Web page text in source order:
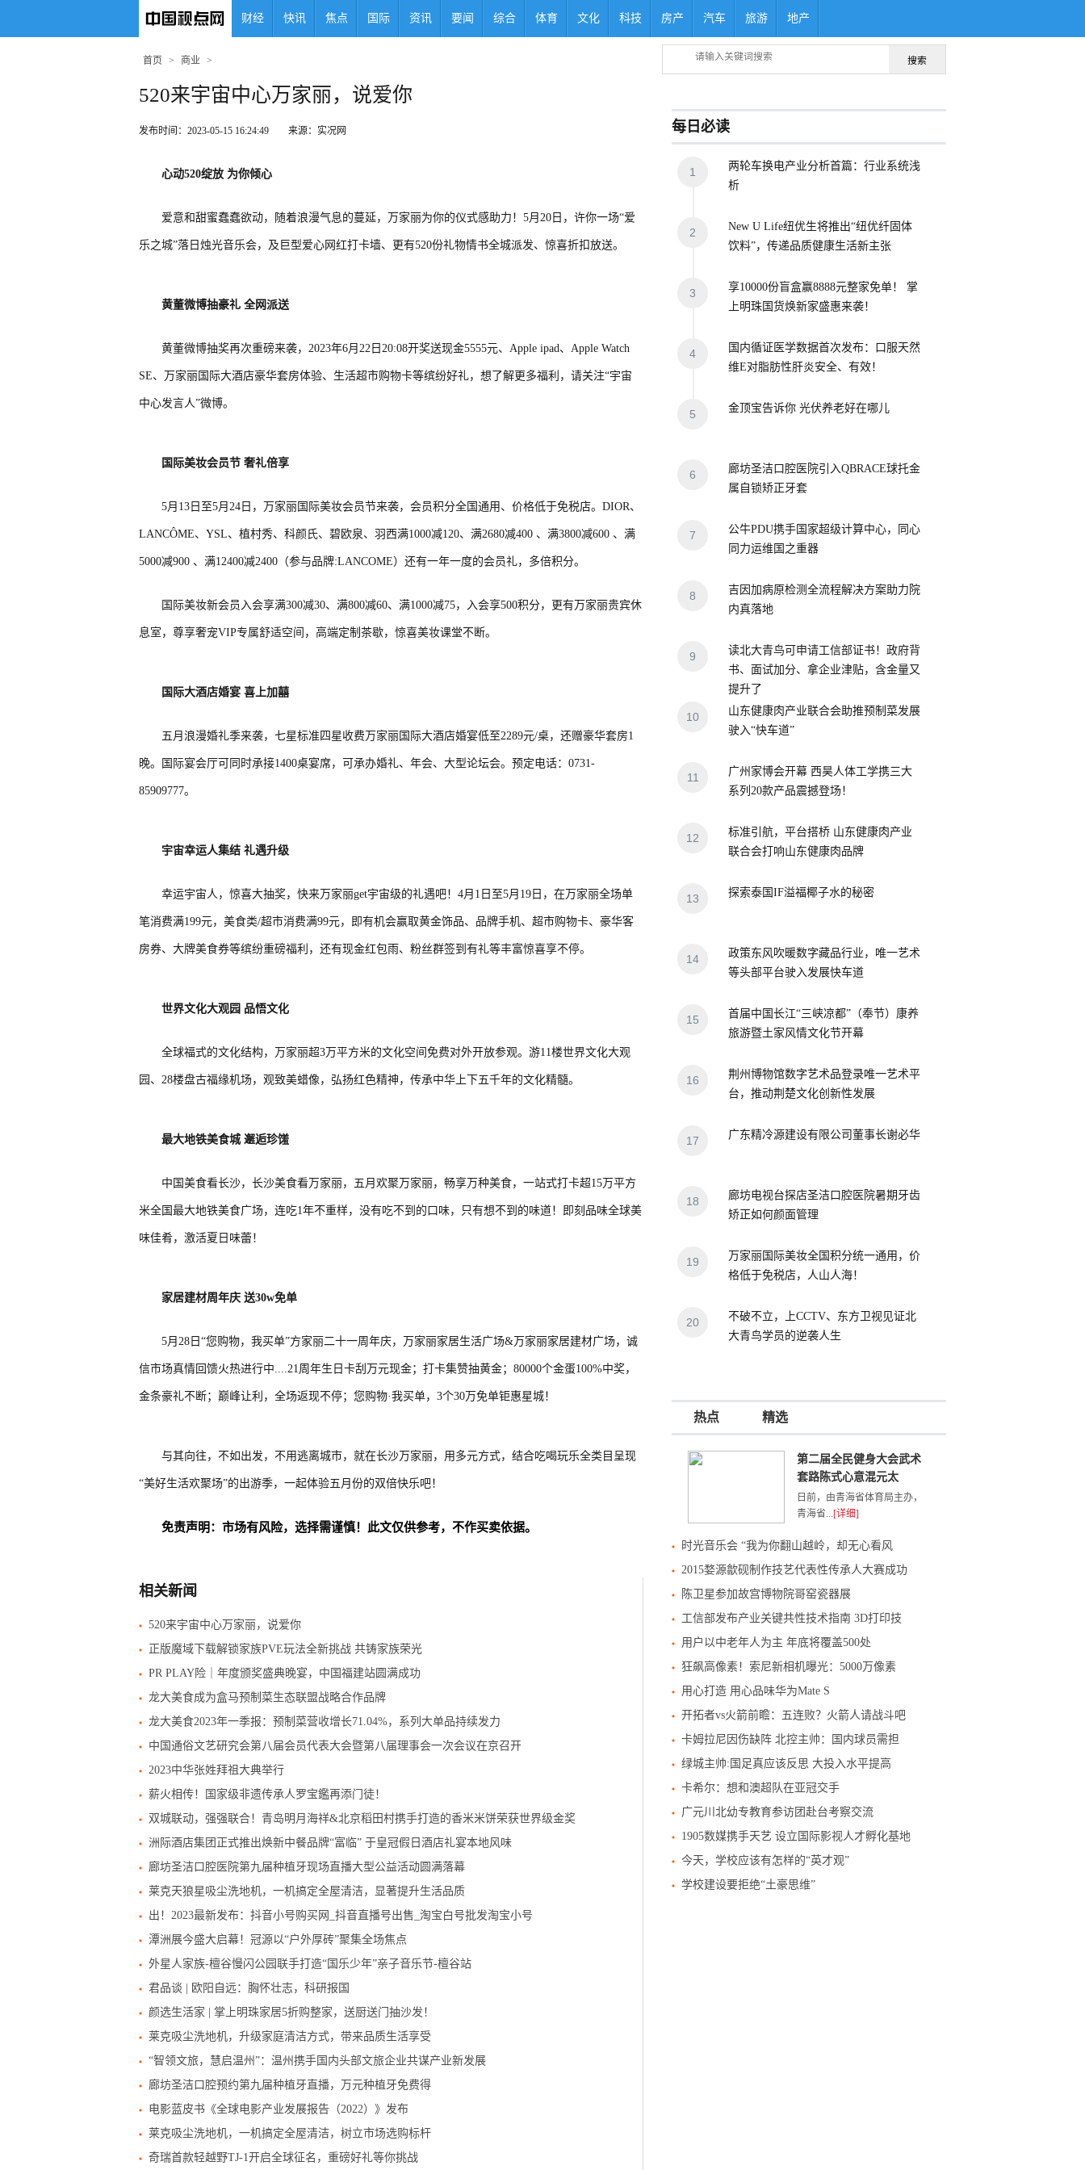
财经 快讯 焦点 国际 资讯 要闻 综合 体育 文化 科技 房产 汽车 旅游 地产
首页 > 商业 > 搜索
520来宇宙中心万家丽，说爱你
发布时间：2023-05-15 16:24:49 来源：实况网
心动520绽放 为你倾心
爱意和甜蜜蠢蠢欲动，随着浪漫气息的蔓延，万家丽为你的仪式感助力！5月20日，许你一场“爱
乐之城”落日烛光音乐会，及巨型爱心网红打卡墙、更有520份礼物情书全城派发、惊喜折扣放送。
黄董微博抽豪礼 全网派送
黄董微博抽奖再次重磅来袭，2023年6月22日20:08开奖送现金5555元、Apple ipad、Apple Watch
SE、万家丽国际大酒店豪华套房体验、生活超市购物卡等缤纷好礼，想了解更多福利，请关注“宇宙
中心发言人”微博。
国际美妆会员节 奢礼倍享
5月13日至5月24日，万家丽国际美妆会员节来袭，会员积分全国通用、价格低于免税店。DIOR、
LANCÔME、YSL、植村秀、科颜氏、碧欧泉、羽西满1000减120、满2680减400 、满3800减600 、满
5000减900 、满12400减2400（参与品牌:LANCOME）还有一年一度的会员礼，多倍积分。
国际美妆新会员入会享满300减30、满800减60、满1000减75，入会享500积分，更有万家丽贵宾休
息室，尊享奢宠VIP专属舒适空间，高端定制茶歇，惊喜美妆课堂不断。
国际大酒店婚宴 喜上加囍
五月浪漫婚礼季来袭，七星标准四星收费万家丽国际大酒店婚宴低至2289元/桌，还赠豪华套房1
晚。国际宴会厅可同时承接1400桌宴席，可承办婚礼、年会、大型论坛会。预定电话：0731-
85909777。
宇宙幸运人集结 礼遇升级
幸运宇宙人，惊喜大抽奖，快来万家丽get宇宙级的礼遇吧！4月1日至5月19日，在万家丽全场单
笔消费满199元，美食类/超市消费满99元，即有机会赢取黄金饰品、品牌手机、超市购物卡、豪华客
房券、大牌美食券等缤纷重磅福利，还有现金红包雨、粉丝群签到有礼等丰富惊喜享不停。
世界文化大观园 品悟文化
全球福式的文化结构，万家丽超3万平方米的文化空间免费对外开放参观。游11楼世界文化大观
园、28楼盘古福缘机场，观致美蜡像，弘扬红色精神，传承中华上下五千年的文化精髓。
最大地铁美食城 邂逅珍馐
中国美食看长沙，长沙美食看万家丽，五月欢聚万家丽，畅享万种美食，一站式打卡超15万平方
米全国最大地铁美食广场，连吃1年不重样，没有吃不到的口味，只有想不到的味道！即刻品味全球美
味佳肴，激活夏日味蕾！
家居建材周年庆 送30w免单
5月28日“您购物，我买单”方家丽二十一周年庆，万家丽家居生活广场&万家丽家居建材广场，诚
信市场真情回馈火热进行中....21周年生日卡刮万元现金；打卡集赞抽黄金；80000个金蛋100%中奖，
金条豪礼不断；巅峰让利，全场返现不停；您购物·我买单，3个30万免单钜惠星城！
与其向往，不如出发，不用逃离城市，就在长沙万家丽，用多元方式，结合吃喝玩乐全类目呈现
“美好生活欢聚场”的出游季，一起体验五月份的双倍快乐吧！
免责声明：市场有风险，选择需谨慎！此文仅供参考，不作买卖依据。
相关新闻
520来宇宙中心万家丽，说爱你
正版魔域下载解锁家族PVE玩法全新挑战 共铸家族荣光
PR PLAY险｜年度颁奖盛典晚宴，中国福建站圆满成功
龙大美食成为盒马预制菜生态联盟战略合作品牌
龙大美食2023年一季报：预制菜营收增长71.04%，系列大单品持续发力
中国通俗文艺研究会第八届会员代表大会暨第八届理事会一次会议在京召开
2023中华张姓拜祖大典举行
薪火相传！国家级非遗传承人罗宝鑑再添门徒！
双城联动，强强联合！青岛明月海祥&北京稻田村携手打造的香米米饼荣获世界级金奖
洲际酒店集团正式推出焕新中餐品牌“富临” 于皇冠假日酒店礼宴本地风味
廊坊圣洁口腔医院第九届种植牙现场直播大型公益活动圆满落幕
莱克天狼星吸尘洗地机，一机搞定全屋清洁，显著提升生活品质
出！2023最新发布：抖音小号购买网_抖音直播号出售_淘宝白号批发淘宝小号
潭洲展今盛大启幕！冠源以“户外厚砖”聚集全场焦点
外星人家族-檀谷慢闪公园联手打造“国乐少年”亲子音乐节-檀谷站
君品谈 | 欧阳自远：胸怀壮志，科研报国
颜选生活家 | 掌上明珠家居5折购整家，送厨送门抽沙发！
莱克吸尘洗地机，升级家庭清洁方式，带来品质生活享受
“智领文旅，慧启温州”：温州携手国内头部文旅企业共谋产业新发展
廊坊圣洁口腔预约第九届种植牙直播，万元种植牙免费得
电影蓝皮书《全球电影产业发展报告（2022）》发布
莱克吸尘洗地机，一机搞定全屋清洁，树立市场选购标杆
奇瑞首款轻越野TJ-1开启全球征名，重磅好礼等你挑战
每日必读
1
两轮车换电产业分析首篇：行业系统浅
析
2
New U Life纽优生将推出“纽优纤固体
饮料”，传递品质健康生活新主张
3
享10000份盲盒赢8888元整家免单！ 掌
上明珠国货焕新家盛惠来袭！
4
国内循证医学数据首次发布：口服天然
维E对脂肪性肝炎安全、有效！
5 金顶宝告诉你 光伏养老好在哪儿
6
廊坊圣洁口腔医院引入QBRACE球托金
属自锁矫正牙套
7
公牛PDU携手国家超级计算中心，同心
同力运维国之重器
8
吉因加病原检测全流程解决方案助力院
内真落地
9
读北大青鸟可申请工信部证书！政府背
书、面试加分、拿企业津贴，含金量又
提升了
10
山东健康肉产业联合会助推预制菜发展
驶入“快车道”
11
广州家博会开幕 西昊人体工学携三大
系列20款产品震撼登场！
12
标准引航，平台搭桥 山东健康肉产业
联合会打响山东健康肉品牌
13 探索泰国IF溢福椰子水的秘密
14
政策东风吹暖数字藏品行业，唯一艺术
等头部平台驶入发展快车道
15
首届中国长江“三峡凉都”（奉节）康养
旅游暨土家风情文化节开幕
16
荆州博物馆数字艺术品登录唯一艺术平
台，推动荆楚文化创新性发展
17 广东精冷源建设有限公司董事长谢必华
18
廊坊电视台探店圣洁口腔医院暑期牙齿
矫正如何颜面管理
19
万家丽国际美妆全国积分统一通用，价
格低于免税店，人山人海！
20
不破不立，上CCTV、东方卫视见证北
大青鸟学员的逆袭人生
热点 精选
第二届全民健身大会武术
套路陈式心意混元太
日前，由青海省体育局主办，
青海省...[详细]
时光音乐会 “我为你翻山越岭，却无心看风
2015婺源歙砚制作技艺代表性传承人大赛成功
陈卫星参加故宫博物院哥窑瓷器展
工信部发布产业关键共性技术指南 3D打印技
用户以中老年人为主 年底将覆盖500处
狂飙高像素！索尼新相机曝光：5000万像素
用心打造 用心品味华为Mate S
开拓者vs火箭前瞻：五连败？火箭人请战斗吧
卡姆拉尼因伤缺阵 北控主帅：国内球员需担
绿城主帅:国足真应该反思 大投入水平提高
卡希尔：想和澳超队在亚冠交手
广元川北幼专教育参访团赴台考察交流
1905数媒携手天艺 设立国际影视人才孵化基地
今天，学校应该有怎样的“英才观”
学校建设要拒绝“土豪思维”